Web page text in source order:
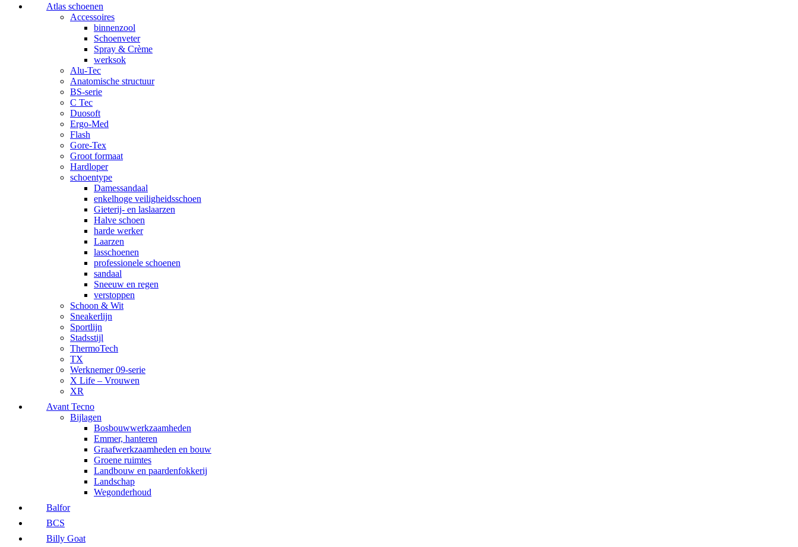
Atlas schoenen
Accessoires
binnenzool
Schoenveter
Spray & Crème
werksok
Alu-Tec
Anatomische structuur
BS-serie
C Tec
Duosoft
Ergo-Med
Flash
Gore-Tex
Groot formaat
Hardloper
schoentype
Damessandaal
enkelhoge veiligheidsschoen
Gieterij- en laslaarzen
Halve schoen
harde werker
Laarzen
lasschoenen
professionele schoenen
sandaal
Sneeuw en regen
verstoppen
Schoon & Wit
Sneakerlijn
Sportlijn
Stadsstijl
ThermoTech
TX
Werknemer 09-serie
X Life – Vrouwen
XR
Avant Tecno
Bijlagen
Bosbouwwerkzaamheden
Emmer, hanteren
Graafwerkzaamheden en bouw
Groene ruimtes
Landbouw en paardenfokkerij
Landschap
Wegonderhoud
Balfor
BCS
Billy Goat